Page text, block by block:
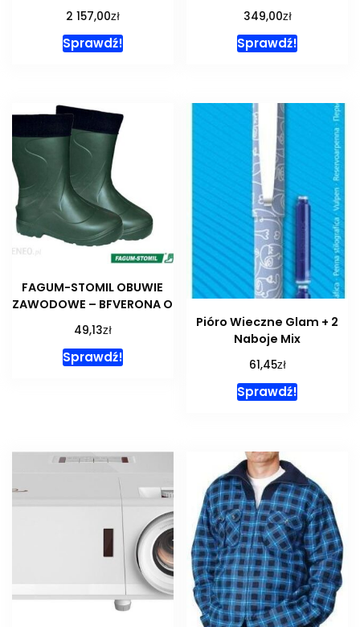
2 157,00zł
Sprawdź!
349,00zł
Sprawdź!
FAGUM-STOMIL OBUWIE
ZAWODOWE – BFVERONA O
49,13zł
Sprawdź!
Pióro Wieczne Glam + 2
Naboje Mix
61,45zł
Sprawdź!